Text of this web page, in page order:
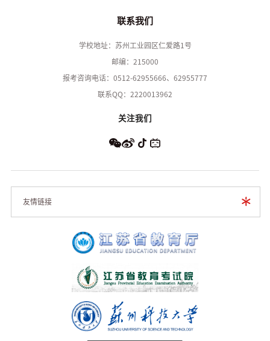
联系我们
学校地址：苏州工业园区仁爱路1号
邮编：215000
报考咨询电话：0512-62955666、62955777
联系QQ：2220013962
关注我们
友情链接